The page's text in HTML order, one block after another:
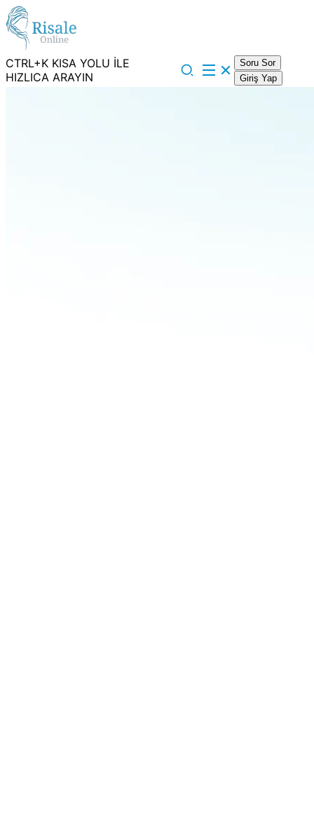
CTRL+K KISA YOLU İLE
HIZLICA ARAYIN
Soru Sor
Giriş Yap